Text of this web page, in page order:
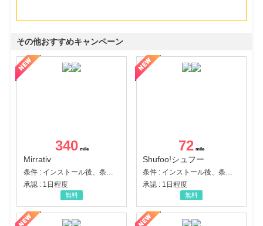
その他おすすめキャンペーン
340
Mirrativ
条件 : インストール後、条件達成
承認 : 1日程度
無料
72
Shufoo!シュフー
条件 : インストール後、条件達成
承認 : 1日程度
無料